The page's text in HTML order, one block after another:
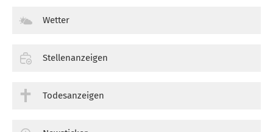
Wetter
Stellenanzeigen
Todesanzeigen